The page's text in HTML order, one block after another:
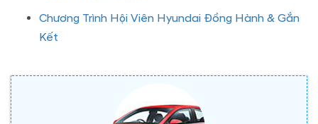
Chương Trình Hội Viên Hyundai Đồng Hành & Gắn
Kết